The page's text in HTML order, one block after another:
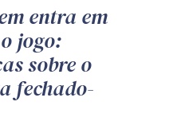
entra em
jogo:
sobre o
fechado-